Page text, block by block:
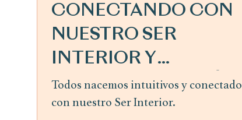
CONECTANDO CON
NUESTRO SER
INTERIOR Y
SIGUIENDO LA GUÍA
INTERIOR ~ mes de
Todos nacemos intuitivos y
con nuestro Ser Interior.